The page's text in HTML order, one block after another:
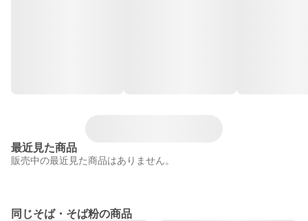
最近見た商品
販売中の最近見た商品はありません。
同じそば・そば粉の商品